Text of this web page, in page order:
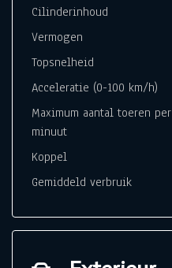
Cilinderinhoud
Vermogen
Topsnelheid
Acceleratie (0-100 km/h)
Maximum aantal toeren per
minuut
Koppel
Gemiddeld verbruik